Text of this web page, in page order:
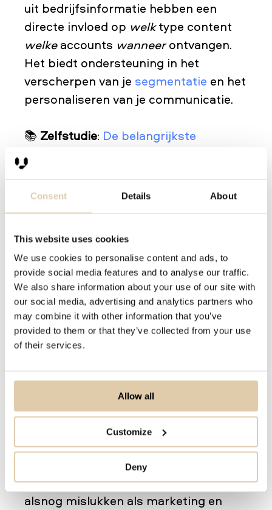
Consent Details About
This website uses cookies
We use cookies to personalise content and ads, to
provide social media features and to analyse our traffic.
We also share information about your use of our site with
our social media, advertising and analytics partners who
may combine it with other information that you’ve
provided to them or that they’ve collected from your use
of their services.
Allow all
Customize
Deny
uit bedrijfsinformatie hebben een
directe invloed op welktype content
welkeaccounts wanneerontvangen.
Het biedt ondersteuning in het
verscherpen van je segmentatie en het
personaliseren van je communicatie.
📚 Zelfstudie: De belangrijkste
datapunten voor het bepalen van je
ideale klant.
en marketing op elkaar af
Bij punt 1 en 2 zijn het voornamelijk
technologieën en bedrijfsinformatie
die de marketingprocessen
verbeteren. Maar uiteindelijk kan een
op het oog perfecte 'data workflow'
alsnog mislukken als marketing en